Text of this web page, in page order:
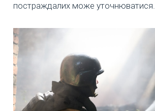
постраждалих може уточнюватися.